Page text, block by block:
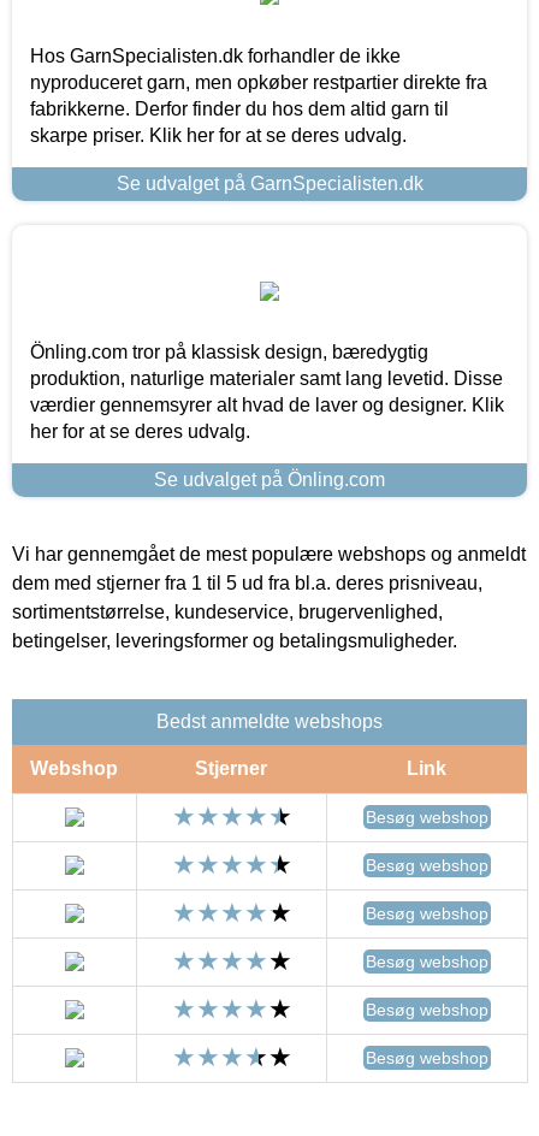
Hos GarnSpecialisten.dk forhandler de ikke
nyproduceret garn, men opkøber restpartier direkte fra
fabrikkerne. Derfor finder du hos dem altid garn til
skarpe priser. Klik her for at se deres udvalg.
Se udvalget på GarnSpecialisten.dk
Önling.com tror på klassisk design, bæredygtig
produktion, naturlige materialer samt lang levetid. Disse
værdier gennemsyrer alt hvad de laver og designer. Klik
her for at se deres udvalg.
Se udvalget på Önling.com
Vi har gennemgået de mest populære webshops og anmeldt
dem med stjerner fra 1 til 5 ud fra bl.a. deres prisniveau,
sortimentstørrelse, kundeservice, brugervenlighed,
betingelser, leveringsformer og betalingsmuligheder.
Bedst anmeldte webshops
Webshop Stjerner Link
Besøg webshop
Besøg webshop
Besøg webshop
Besøg webshop
Besøg webshop
Besøg webshop